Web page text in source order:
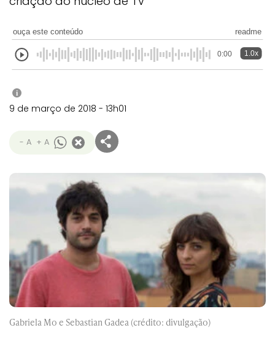
ouça este conteúdo readme
0:00 1.0x
i
9 de março de 2018 - 13h01
- A + A
Gabriela Mo e Sebastian Gadea (crédito: divulgação)